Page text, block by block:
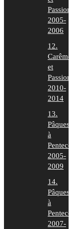
Passion
2005-
2006
12.
Carême
et
Passion
2010-
2014
13.
Pâques
à
Pentecôte
2005-
2009
14.
Pâques
à
Pentecôte
2007-